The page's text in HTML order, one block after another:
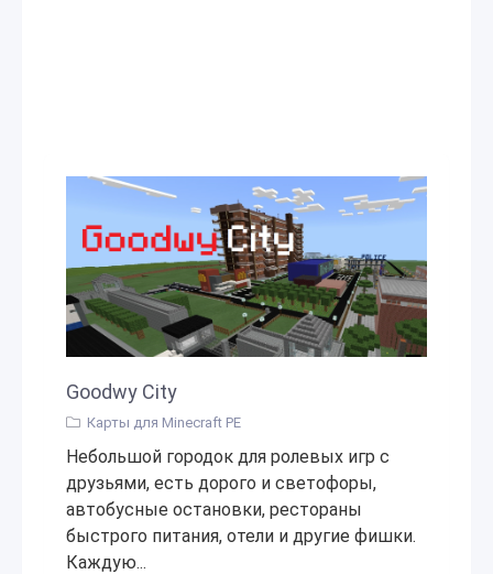
Goodwy City
Карты для Minecraft PE
Небольшой городок для ролевых игр с
друзьями, есть дорого и светофоры,
автобусные остановки, рестораны
быстрого питания, отели и другие фишки.
Каждую...